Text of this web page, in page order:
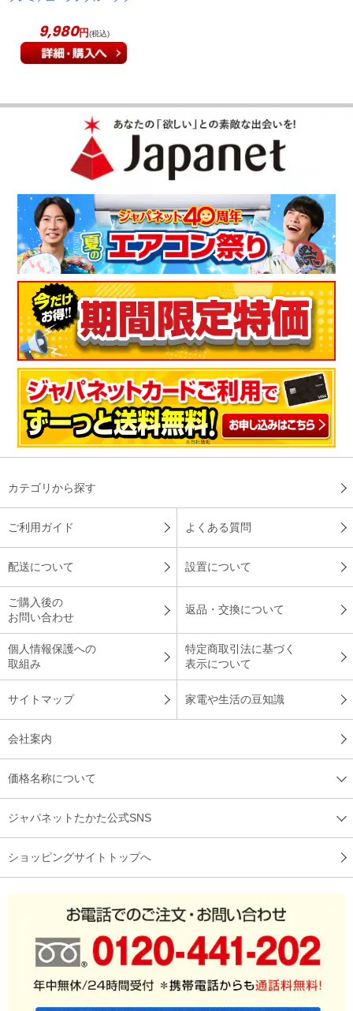
9,980円(税込)
カテゴリから探す
ご利用ガイド よくある質問
配送について 設置について
ご購入後の
お問い合わせ
返品・交換について
個人情報保護への
取組み
特定商取引法に基づく
表示について
サイトマップ 家電や生活の豆知識
会社案内
価格名称について
ジャパネットたかた公式SNS
ショッピングサイトトップへ